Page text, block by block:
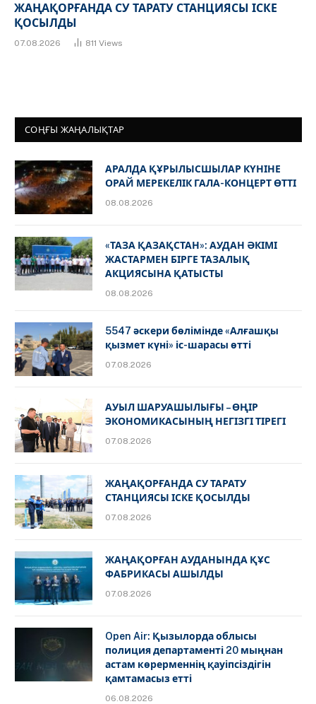
ЖАҢАҚОРҒАНДА СУ ТАРАТУ СТАНЦИЯСЫ ІСКЕ
ҚОСЫЛДЫ
07.08.2026 811 Views
СОҢҒЫ ЖАҢАЛЫҚТАР
АРАЛДА ҚҰРЫЛЫСШЫЛАР КҮНІНЕ
ОРАЙ МЕРЕКЕЛІК ГАЛА-КОНЦЕРТ ӨТТІ
08.08.2026
«ТАЗА ҚАЗАҚСТАН»: АУДАН ӘКІМІ
ЖАСТАРМЕН БІРГЕ ТАЗАЛЫҚ
АКЦИЯСЫНА ҚАТЫСТЫ
08.08.2026
5547 әскери бөлімінде «Алғашқы
қызмет күні» іс-шарасы өтті
07.08.2026
АУЫЛ ШАРУАШЫЛЫҒЫ – ӨҢІР
ЭКОНОМИКАСЫНЫҢ НЕГІЗГІ ТІРЕГІ
07.08.2026
ЖАҢАҚОРҒАНДА СУ ТАРАТУ
СТАНЦИЯСЫ ІСКЕ ҚОСЫЛДЫ
07.08.2026
ЖАҢАҚОРҒАН АУДАНЫНДА ҚҰС
ФАБРИКАСЫ АШЫЛДЫ
07.08.2026
Open Air: Қызылорда облысы
полиция департаменті 20 мыңнан
астам көрерменнің қауіпсіздігін
қамтамасыз етті
06.08.2026